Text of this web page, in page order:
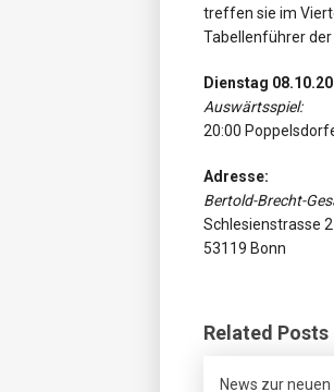
treffen sie im
Tabellenführer der
Dienstag
Auswärtsspiel:
20:00
Adresse:
Bertold-Brecht-
Schlesienstrasse
53119 Bonn
Related Posts
News zur neuen